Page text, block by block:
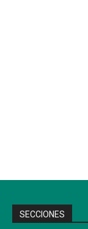
SECCIONES